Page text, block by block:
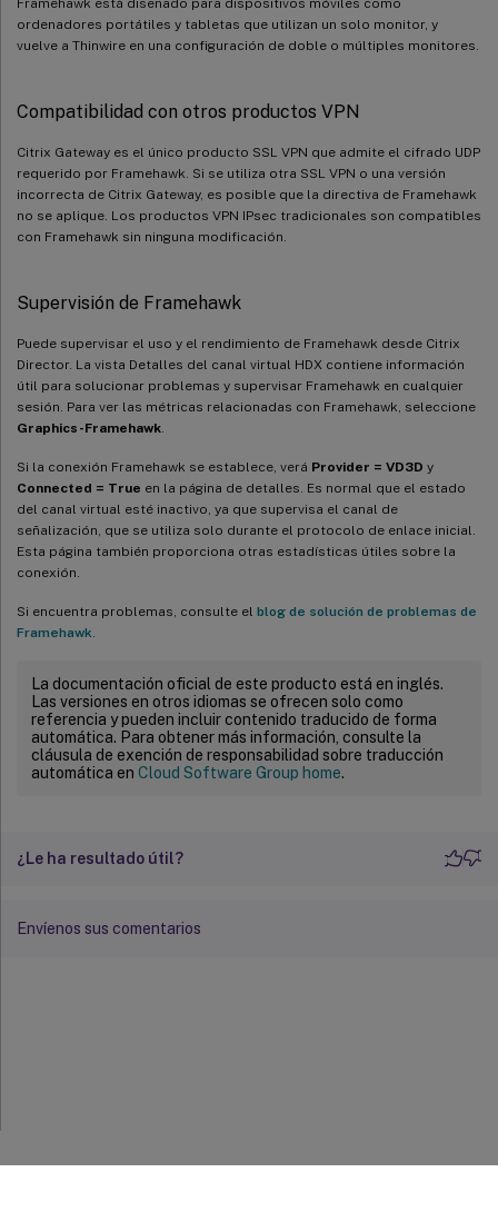
ordenadores portátiles y tabletas que utilizan un solo monitor, y
vuelve a Thinwire en una configuración de doble o múltiples monitores.
Compatibilidad con otros productos VPN
Citrix Gateway es el único producto SSL VPN que admite el cifrado UDP
requerido por Framehawk. Si se utiliza otra SSL VPN o una versión
incorrecta de Citrix Gateway, es posible que la directiva de Framehawk
no se aplique. Los productos VPN IPsec tradicionales son compatibles
con Framehawk sin ninguna modificación.
Supervisión de Framehawk
Puede supervisar el uso y el rendimiento de Framehawk desde Citrix
Director. La vista Detalles del canal virtual HDX contiene información
útil para solucionar problemas y supervisar Framehawk en cualquier
sesión. Para ver las métricas relacionadas con Framehawk, seleccione
Graphics-Framehawk
Si la conexión Framehawk se establece, verá Provider = VD3D y
Connected = True en la página de detalles. Es normal que el estado
del canal virtual esté inactivo, ya que supervisa el canal de
señalización, que se utiliza solo durante el protocolo de enlace inicial.
Esta página también proporciona otras estadísticas útiles sobre la
conexión.
Si encuentra problemas, consulte el blog de solución de problemas de
Framehawk
La documentación oficial de este producto está en inglés.
Las versiones en otros idiomas se ofrecen solo como
referencia y pueden incluir contenido traducido de forma
automática. Para obtener más información, consulte la
cláusula de exención de responsabilidad sobre traducción
automática en Cloud Software Group home.
¿Le ha resultado útil?
Envíenos sus comentarios